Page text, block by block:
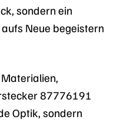
sondern ein
Neue begeistern
87776191
Optik, sondern